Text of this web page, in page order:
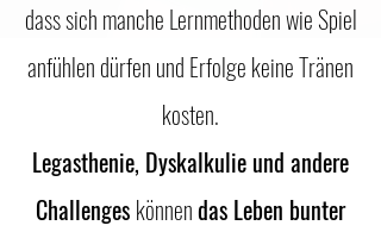
dass sich manche Lernmethoden wie Spiel
anfühlen dürfen und Erfolge keine Tränen
kosten.
Legasthenie, Dyskalkulie und andere
Challenges könnendas Leben bunter